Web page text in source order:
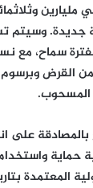
مليارين
المسحوب.
على
حماية
بتاريخ 17 مارس 1992